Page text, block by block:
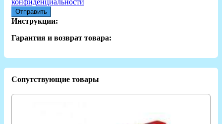
Отправить
Инструкции:
Гарантия и возврат товара:
Сопутствующие товары